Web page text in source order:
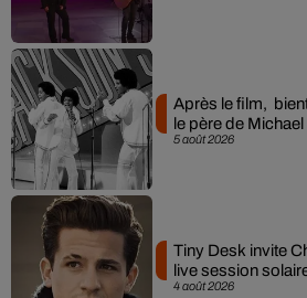
5 août 2026
Après le film,
le père de
4 août 2026
Tiny Desk invite
live session